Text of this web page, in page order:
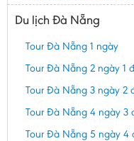
Du lịch Đà Nẵng
Tour Đà Nẵng 1 ngày
Tour Đà Nẵng 2 ngày 1
Tour Đà Nẵng 3 ngày 2
Tour Đà Nẵng 4 ngày 3
Tour Đà Nẵng 5 ngày 4